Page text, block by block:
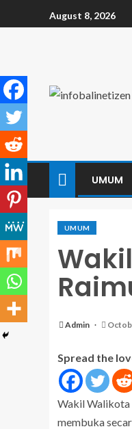
August 8, 2026
UMUM
UMUM
Admin
Spread the
Wakil Walikota
membuka